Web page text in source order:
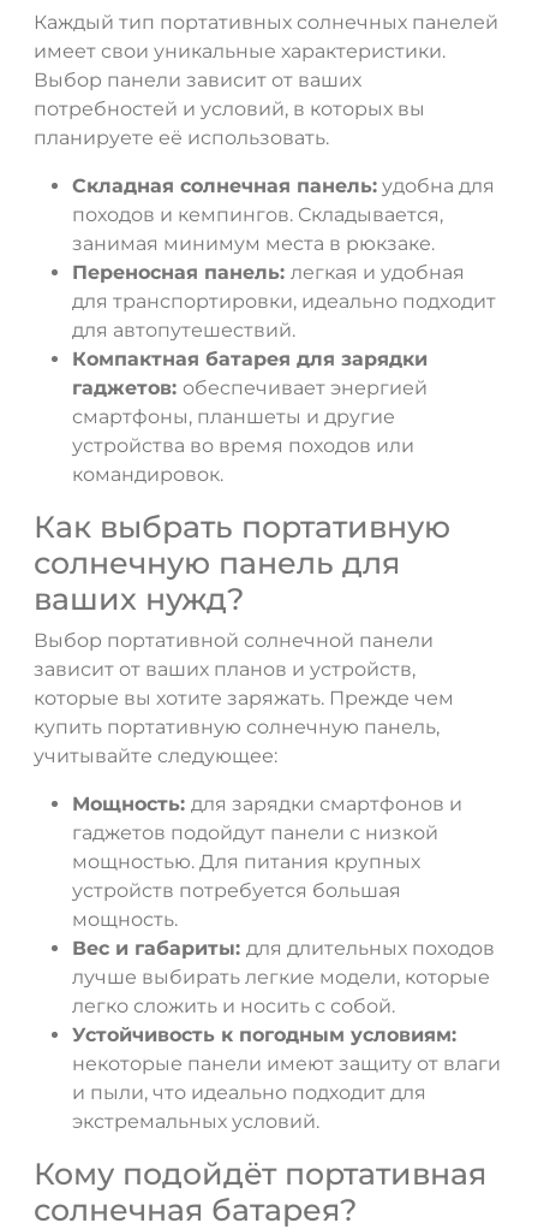
Каждый тип портативных солнечных панелей
имеет свои уникальные характеристики.
Выбор панели зависит от ваших
потребностей и условий, в которых вы
планируете её использовать.
Складная солнечная панель: удобна для
походов и кемпингов. Складывается,
занимая минимум места в рюкзаке.
Переносная панель: легкая и удобная
для транспортировки, идеально подходит
для автопутешествий.
Компактная батарея для зарядки
гаджетов: обеспечивает энергией
смартфоны, планшеты и другие
устройства во время походов или
командировок.
Как выбрать портативную
солнечную панель для
ваших нужд?
Выбор портативной солнечной панели
зависит от ваших планов и устройств,
которые вы хотите заряжать. Прежде чем
купить портативную солнечную панель,
учитывайте следующее:
Мощность: для зарядки смартфонов и
гаджетов подойдут панели с низкой
мощностью. Для питания крупных
устройств потребуется большая
мощность.
Вес и габариты: для длительных походов
лучше выбирать легкие модели, которые
легко сложить и носить с собой.
Устойчивость к погодным условиям:
некоторые панели имеют защиту от влаги
и пыли, что идеально подходит для
экстремальных условий.
Кому подойдёт портативная
солнечная батарея?